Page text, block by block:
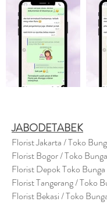
JABODETABEK
Florist Jakarta / Toko
Florist Bogor / Toko
Florist Depok Toko
Florist Tangerang / Toko
Florist Bekasi / Toko